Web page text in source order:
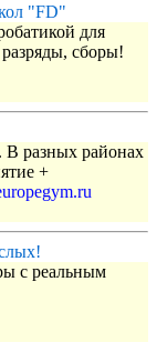
"FD"
для
сборы!
В разных районах
+
с реальным